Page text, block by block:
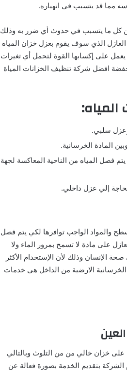
مما قد يتسبب في انهياره.
كل ما يتسبب في حدوث أي ضرر به وذلك
الذي سوف يقوم بعزل خزان المياه
على إكسابها القوة لتحمل أي تغيرات
افضل شركة تنظيف الخزانات المياة
وعزل سلبي.
المادة الخرسانية.
فصل المياه من الناحية المعاكسة لجهة
إلي عزل داخلي.
والمواد الواجب توافرها لكي يتم فصل
على مادة لا تسمح بمرور الماء ولا
الإنسان وذلك لأن الإستخدام الأكثر
الارضية من الداخل هي خدمات
خزان خالي من من التلوث وبالتالي
بتقديم الخدمة بصورة فعالة عن